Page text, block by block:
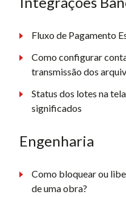
Fluxo de Pagamento
Como configurar
transmissão dos
Status dos lotes na
significados
Engenharia
Como bloquear ou
de uma obra?